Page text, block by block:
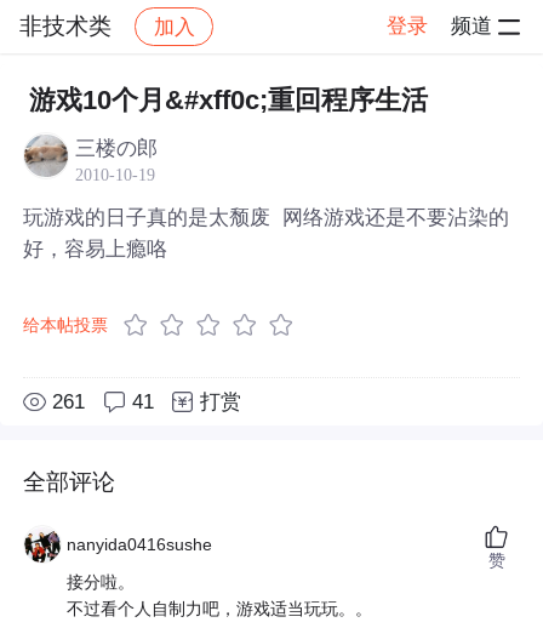
非技术类 加入 登录 频道
社区 非技术类 帖子详情
游戏10个月&#xff0c;重回程序生活
三楼の郎
2010-10-19
玩游戏的日子真的是太颓废 网络游戏还是不要沾染的
好，容易上瘾咯
给本帖投票
261 41 打赏
全部评论
nanyida0416sushe
接分啦。
不过看个人自制力吧，游戏适当玩玩。。
赞